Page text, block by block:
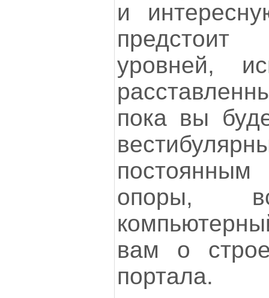
и
предстоит
уровней,
пока вы
постоянным
опоры,
вам о
портала.